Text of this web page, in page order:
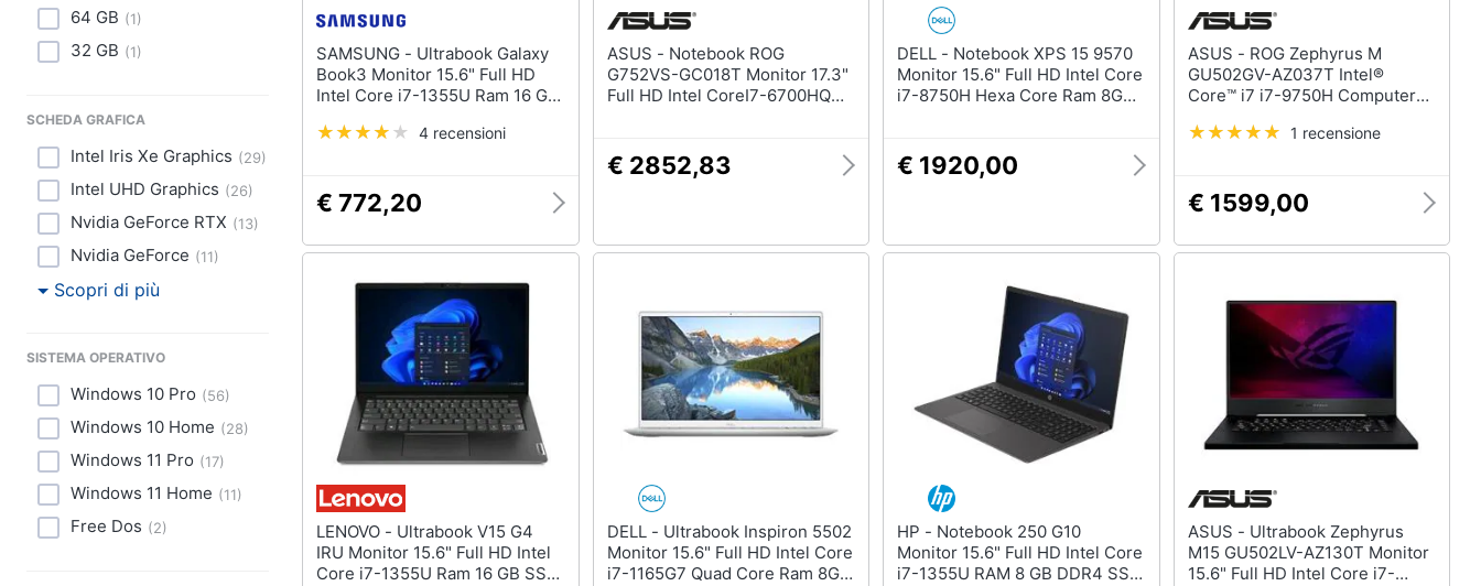
64 GB (1)
32 GB (1)
SCHEDA GRAFICA
Intel Iris Xe Graphics (29)
Intel UHD Graphics (26)
Nvidia GeForce RTX (13)
Nvidia GeForce (11)
Scopri di più
SISTEMA OPERATIVO
Windows 10 Pro (56)
Windows 10 Home (28)
Windows 11 Pro (17)
Windows 11 Home (11)
Free Dos (2)
SAMSUNG - Ultrabook Galaxy
Book3 Monitor 15.6" Full HD
Intel Core i7-1355U Ram 16 GB
Windows 11 Home4 recensioni
€ 772,20
ASUS - Notebook ROG
G752VS-GC018T Monitor 17.3"
Full HD Intel CoreI7-6700HQ
GeForce GTX 1070M 4x USB
3.0 Windows 10 Home
€ 2852,83
DELL - Notebook XPS 15 9570
Monitor 15.6" Full HD Intel Core
i7-8750H Hexa Core Ram 8GB
Windows 10 Pro
€ 1920,00
ASUS - ROG Zephyrus M
GU502GV-AZ037T Intel®
Core™ i7 i7-9750H Computer
16 GB DDR4-SDRAM 512 GB
Windows 10 Home Nero
1 recensione
€ 1599,00
LENOVO - Ultrabook V15 G4
IRU Monitor 15.6" Full HD Intel
Core i7-1355U Ram 16 GB SSD
DELL - Ultrabook Inspiron 5502
Monitor 15.6" Full HD Intel Core
i7-1165G7 Quad Core Ram 8GB
HP - Notebook 250 G10
Monitor 15.6" Full HD Intel Core
i7-1355U RAM 8 GB DDR4 SSD
ASUS - Ultrabook Zephyrus
M15 GU502LV-AZ130T Monitor
15.6" Full HD Intel Core i7-